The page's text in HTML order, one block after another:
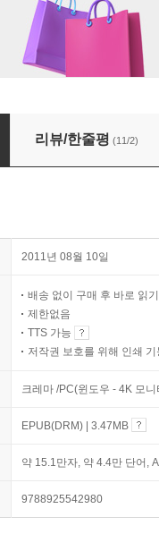
리뷰/한줄평 (11/2)
2011년 08월 10일
배송 없이 구매 후 바로 읽기
제한없음
TTS 가능
저작권 보호를 위해 인쇄
크레마 /PC(윈도우 - 4K 모
EPUB(DRM) | 3.47MB
약 15.1만자, 약 4.4만 단어,
9788925542980